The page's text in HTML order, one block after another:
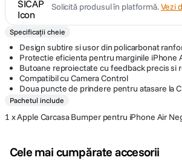
Solicită produsul în platformă.Vezi
Specificații cheie
Design subtire si usor din policarbonat
Protectie eficienta pentru marginile iPhone
Butoane reproiectate cu feedback precis si
Compatibil cu Camera Control
Doua puncte de prindere pentru atasare la
Pachetul include
1 x Apple Carcasa Bumper pentru iPhone Air
Cele mai cumpărate accesorii